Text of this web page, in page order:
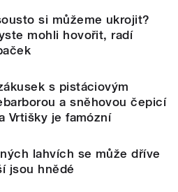
si můžeme ukrojit?
mohli hovořit, radí
s pistáciovým
a sněhovou čepicí
Vrtišky je famózní
lahvích se může dříve
jsou hnědé